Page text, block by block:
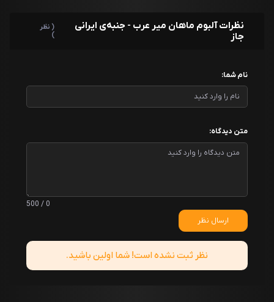
نظرات آلبوم ماهان میر عرب - جنبه‌ی ایرانی
جاز
( نظر
)
نام شما:
متن دیدگاه:
0 / 500
ارسال نظر
نظر ثبت نشده است! شما اولین باشید.